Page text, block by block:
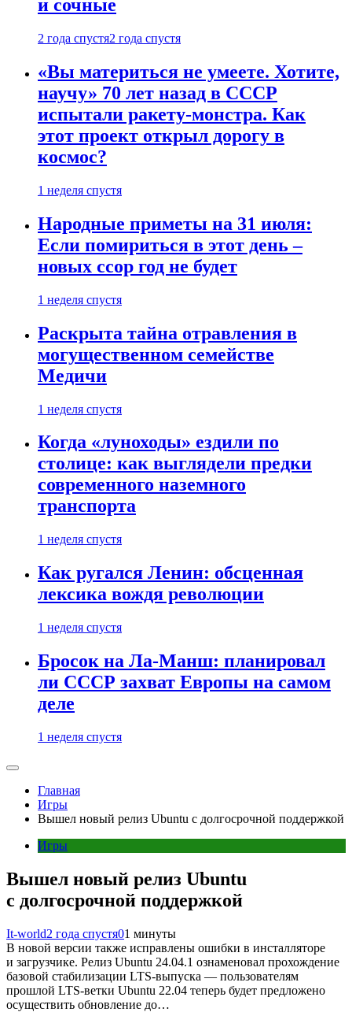
и сочные
2 года спустя2 года спустя
«Вы материться не умеете. Хотите,
научу» 70 лет назад в СССР
испытали ракету-монстра. Как
этот проект открыл дорогу в
космос?
1 неделя спустя
Народные приметы на 31 июля:
Если помириться в этот день –
новых ссор год не будет
1 неделя спустя
Раскрыта тайна отравления в
могущественном семействе
Медичи
1 неделя спустя
Когда «луноходы» ездили по
столице: как выглядели предки
современного наземного
транспорта
1 неделя спустя
Как ругался Ленин: обсценная
лексика вождя революции
1 неделя спустя
Бросок на Ла-Манш: планировал
ли СССР захват Европы на самом
деле
1 неделя спустя
Главная
Игры
Вышел новый релиз Ubuntu с долгосрочной поддержкой
Игры
Вышел новый релиз Ubuntu
с долгосрочной поддержкой
It-world2 года спустя01 минуты
В новой версии также исправлены ошибки в инсталляторе
и загрузчике. Релиз Ubuntu 24.04.1 ознаменовал прохождение
базовой стабилизации LTS-выпуска — пользователям
прошлой LTS-ветки Ubuntu 22.04 теперь будет предложено
осуществить обновление до…